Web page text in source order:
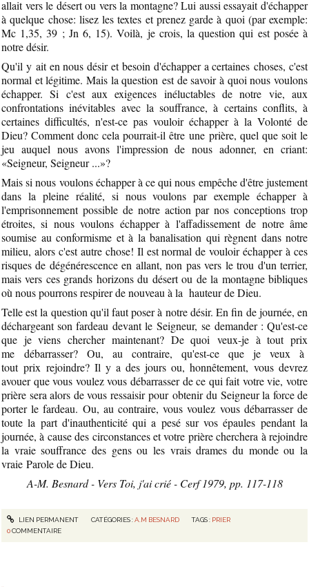
allait vers le désert ou vers la montagne? Lui aussi essayait d'échapper
à quelque chose: lisez les textes et prenez garde à quoi (par exemple:
Mc 1,35, 39 ; Jn 6, 15). Voilà, je crois, la question qui est posée à
notre désir.
Qu'il y ait en nous désir et besoin d'échapper a certaines choses, c'est
normal et légitime. Mais la question est de savoir à quoi nous voulons
échapper. Si c'est aux exigences inéluctables de notre vie, aux
confrontations inévitables avec la souffrance, à certains conflits, à
certaines difficultés, n'est-ce pas vouloir échapper à la Volonté de
Dieu? Comment donc cela pourrait-il être une prière, quel que soit le
jeu auquel nous avons l'impression de nous adonner, en criant:
«Seigneur, Seigneur ...»?
Mais si nous voulons échapper à ce qui nous empêche d'être justement
dans la pleine réalité, si nous voulons par exemple échapper à
l'emprisonnement possible de notre action par nos conceptions trop
étroites, si nous voulons échapper à l'affadissement de notre âme
soumise au conformisme et à la banalisation qui règnent dans notre
milieu, alors c'est autre chose! Il est normal de vouloir échapper à ces
risques de dégénérescence en allant, non pas vers le trou d'un terrier,
mais vers ces grands horizons du désert ou de la montagne bibliques
où nous pourrons respirer de nouveau à la hauteur de Dieu.
Telle est la question qu'il faut poser à notre désir. En fin de journée, en
déchargeant son fardeau devant le Seigneur, se demander : Qu'est-ce
que je viens chercher maintenant? De quoi veux-je à tout prix
me débarrasser? Ou, au contraire, qu'est-ce que je veux à
tout prix rejoindre? Il y a des jours ou, honnêtement, vous devrez
avouer que vous voulez vous débarrasser de ce qui fait votre vie, votre
prière sera alors de vous ressaisir pour obtenir du Seigneur la force de
porter le fardeau. Ou, au contraire, vous voulez vous débarrasser de
toute la part d'inauthenticité qui a pesé sur vos épaules pendant la
journée, à cause des circonstances et votre prière cherchera à rejoindre
la vraie souffrance des gens ou les vrais drames du monde ou la
vraie Parole de Dieu.
A-M. Besnard - Vers Toi, j'ai crié - Cerf 1979, pp. 117-118
LIEN PERMANENT CATÉGORIES :A.M BESNARD TAGS : PRIER
0COMMENTAIRE